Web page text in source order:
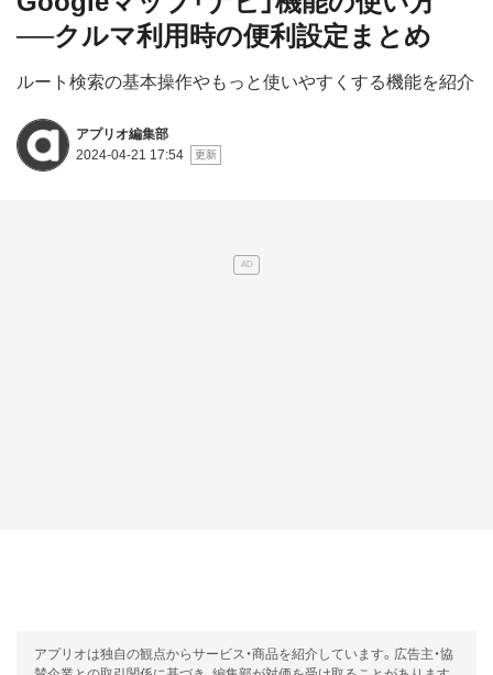
──クルマ利用時の便利設定まとめ
ルート検索の基本操作やもっと使いやすくする機能を紹介
アプリオ編集部
2024-04-21 17:54
アプリオは独自の観点からサービス・商品を紹介しています。広告主・協